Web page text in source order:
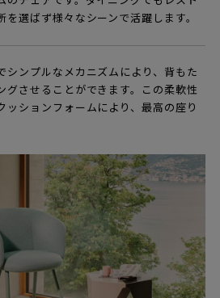
を選ばず様々なシーンで活躍します。
シンプルなメカニズムにより、背もた
グさせることができます。この柔軟性
ッションフォームにより、最高の座り